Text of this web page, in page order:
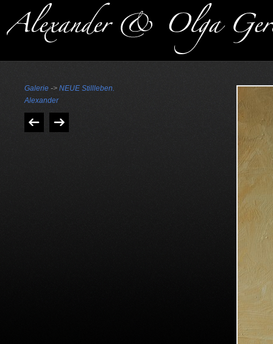
Galerie -> NEUE Stillleben.
Alexander